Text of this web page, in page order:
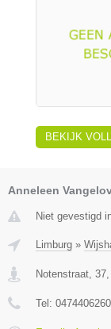
BEKIJK
Anneleen
Niet gevestigd
Limburg »
Notenstraat, 37
Tel: 0474406260